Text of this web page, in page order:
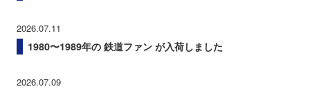
2026.07.11
1980〜1989年の 鉄道ファン が入荷しました
2026.07.09